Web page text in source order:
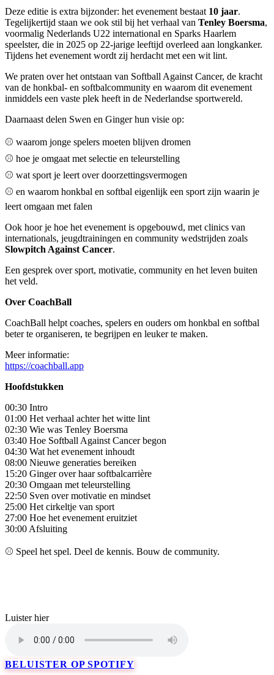
Deze editie is extra bijzonder: het evenement bestaat 10 jaar.
Tegelijkertijd staan we ook stil bij het verhaal van Tenley Boersma,
voormalig Nederlands U22 international en Sparks Haarlem
speelster, die in 2025 op 22-jarige leeftijd overleed aan longkanker.
Tijdens het evenement wordt zij herdacht met een wit lint.
We praten over het ontstaan van Softball Against Cancer, de kracht
van de honkbal- en softbalcommunity en waarom dit evenement
inmiddels een vaste plek heeft in de Nederlandse sportwereld.
Daarnaast delen Swen en Ginger hun visie op:
⚾ waarom jonge spelers moeten blijven dromen
⚾ hoe je omgaat met selectie en teleurstelling
⚾ wat sport je leert over doorzettingsvermogen
⚾ en waarom honkbal en softbal eigenlijk een sport zijn waarin je
leert omgaan met falen
Ook hoor je hoe het evenement is opgebouwd, met clinics van
internationals, jeugdtrainingen en community wedstrijden zoals
Slowpitch Against Cancer.
Een gesprek over sport, motivatie, community en het leven buiten
het veld.
Over CoachBall
CoachBall helpt coaches, spelers en ouders om honkbal en softbal
beter te organiseren, te begrijpen en leuker te maken.
Meer informatie:
https://coachball.app
Hoofdstukken
00:30 Intro
01:00 Het verhaal achter het witte lint
02:30 Wie was Tenley Boersma
03:40 Hoe Softball Against Cancer begon
04:30 Wat het evenement inhoudt
08:00 Nieuwe generaties bereiken
15:20 Ginger over haar softbalcarrière
20:30 Omgaan met teleurstelling
22:50 Sven over motivatie en mindset
25:00 Het cirkeltje van sport
27:00 Hoe het evenement eruitziet
30:00 Afsluiting
⚾ Speel het spel. Deel de kennis. Bouw de community.
Luister hier
BELUISTER OP SPOTIFY